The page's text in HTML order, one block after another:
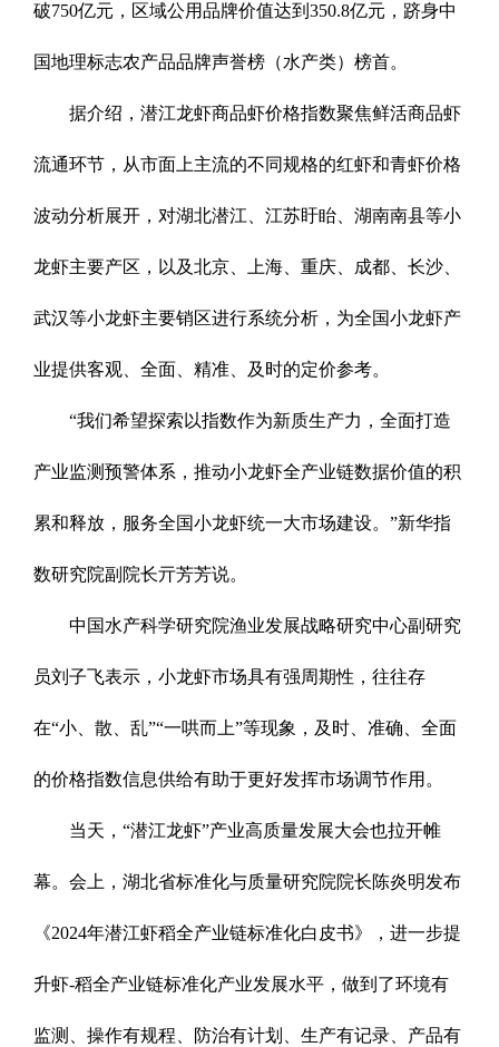
破750亿元，区域公用品牌价值达到350.8亿元，跻身中
国地理标志农产品品牌声誉榜（水产类）榜首。
据介绍，潜江龙虾商品虾价格指数聚焦鲜活商品虾
流通环节，从市面上主流的不同规格的红虾和青虾价格
波动分析展开，对湖北潜江、江苏盱眙、湖南南县等小
龙虾主要产区，以及北京、上海、重庆、成都、长沙、
武汉等小龙虾主要销区进行系统分析，为全国小龙虾产
业提供客观、全面、精准、及时的定价参考。
“我们希望探索以指数作为新质生产力，全面打造
产业监测预警体系，推动小龙虾全产业链数据价值的积
累和释放，服务全国小龙虾统一大市场建设。”新华指
数研究院副院长亓芳芳说。
中国水产科学研究院渔业发展战略研究中心副研究
员刘子飞表示，小龙虾市场具有强周期性，往往存
在“小、散、乱”“一哄而上”等现象，及时、准确、全面
的价格指数信息供给有助于更好发挥市场调节作用。
当天，“潜江龙虾”产业高质量发展大会也拉开帷
幕。会上，湖北省标准化与质量研究院院长陈炎明发布
《2024年潜江虾稻全产业链标准化白皮书》，进一步提
升虾-稻全产业链标准化产业发展水平，做到了环境有
监测、操作有规程、防治有计划、生产有记录、产品有